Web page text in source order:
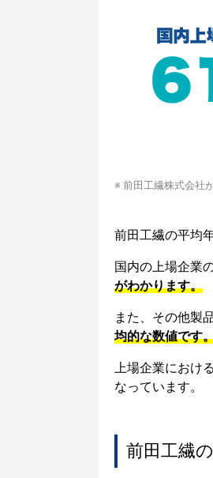
※ 前田工繊株式会社
前田工繊の平均
国内の上場企業
がわかります。
また、その他製
均的な数値です
上場企業におけ
なっています。
前田工繊